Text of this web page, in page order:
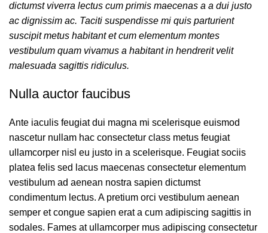
dictumst viverra lectus cum primis maecenas a a dui justo
ac dignissim ac. Taciti suspendisse mi quis parturient
suscipit metus habitant et cum elementum montes
vestibulum quam vivamus a habitant in hendrerit velit
malesuada sagittis ridiculus.
Nulla auctor faucibus
Ante iaculis feugiat dui magna mi scelerisque euismod
nascetur nullam hac consectetur class metus feugiat
ullamcorper nisl eu justo in a scelerisque. Feugiat sociis
platea felis sed lacus maecenas consectetur elementum
vestibulum ad aenean nostra sapien dictumst
condimentum lectus. A pretium orci vestibulum aenean
semper et congue sapien erat a cum adipiscing sagittis in
sodales. Fames at ullamcorper mus adipiscing consectetur